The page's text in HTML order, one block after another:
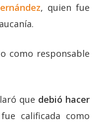
, quien fue
como responsable
que debió hacer
calificada como